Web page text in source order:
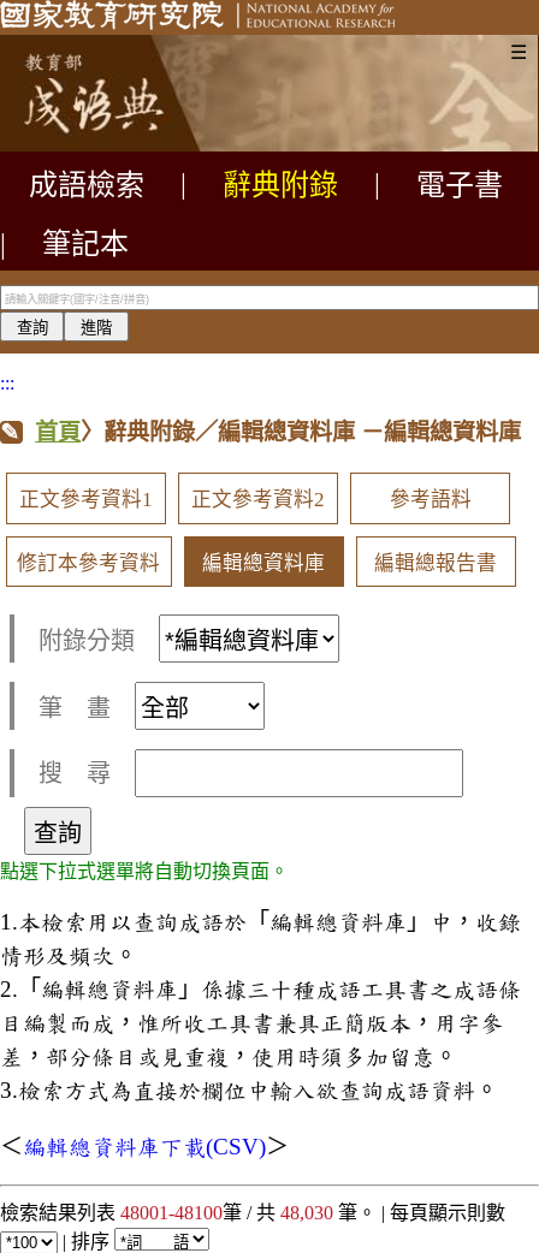
☰
成語檢索 辭典附錄
電子書
|
筆記本
:::
首頁〉辭典附錄／編輯總資料庫 －編輯總資料庫
正文參考資料1 正文參考資料2 參考語料
修訂本參考資料 編輯總資料庫 編輯總報告書
附錄分類
筆 畫
搜 尋
點選下拉式選單將自動切換頁面。
1.本檢索用以查詢成語於「編輯總資料庫」中，收錄
情形及頻次。
2.「編輯總資料庫」係據三十種成語工具書之成語條
目編製而成，惟所收工具書兼具正簡版本，用字參
差，部分條目或見重複，使用時須多加留意。
3.檢索方式為直接於欄位中輸入欲查詢成語資料。
＜編輯總資料庫下載(CSV)＞
檢索結果列表 48001-48100筆 / 共 48,030 筆。 | 每頁顯示則數
| 排序